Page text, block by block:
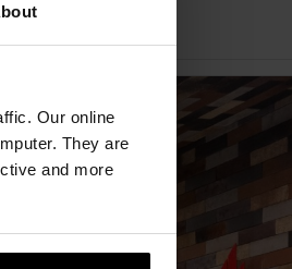
Our online
They are
and more